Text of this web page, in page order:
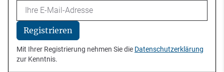
Email
Registrieren
Mit Ihrer Registrierung nehmen Sie die Datenschutzerklärung
zur Kenntnis.